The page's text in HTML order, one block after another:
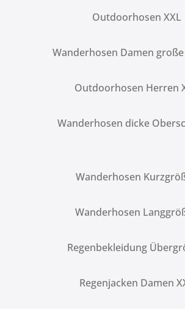
Outdoorhosen XXL
Wanderhosen Damen
Outdoorhosen Herren
Wanderhosen dicke
Wanderhosen
Wanderhosen
Regenbekleidung
Regenjacken Damen